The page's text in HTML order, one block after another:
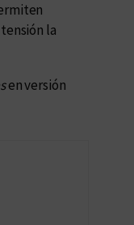
la
en versión